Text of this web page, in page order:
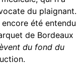
du plaignant.
été entendu
de Bordeaux
du fond du